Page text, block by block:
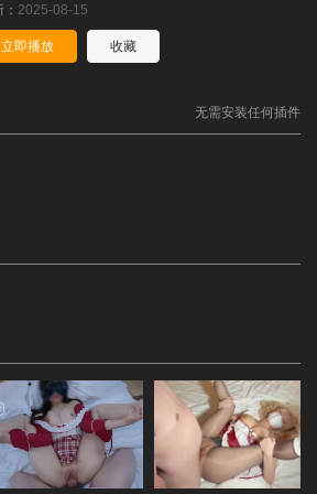
2025-08-15
立即播放 收藏
无需安装任何插件